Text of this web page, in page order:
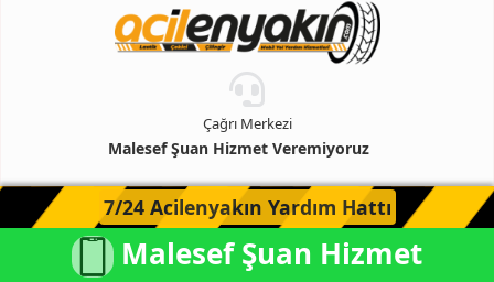
Çağrı Merkezi
Malesef Şuan Hizmet Veremiyoruz
7/24 Acilenyakın Yardım Hattı
Malesef Şuan Hizmet